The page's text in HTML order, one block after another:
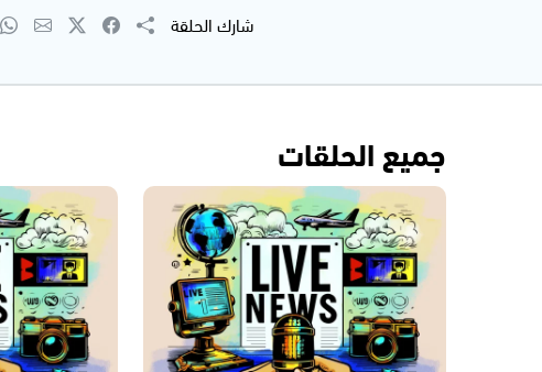
شارك الحلقة
جميع الحلقات